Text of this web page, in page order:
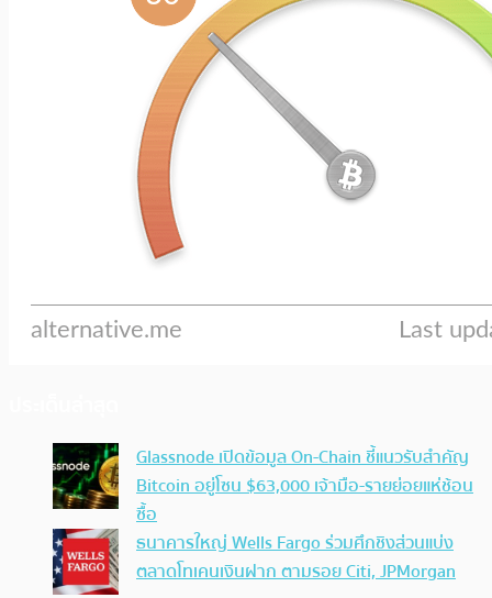
Glassnode เปิดข้อมูล On-Chain ชี้แนวรับสำคัญ
Bitcoin อยู่โซน $63,000 เจ้ามือ-รายย่อยแห่ช้อน
ซื้อ
ธนาคารใหญ่ Wells Fargo ร่วมศึกชิงส่วนแบ่ง
ตลาดโทเคนเงินฝาก ตามรอย Citi, JPMorgan